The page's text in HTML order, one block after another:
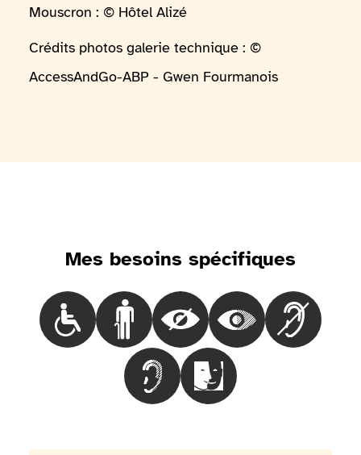
Mouscron : © Hôtel Alizé
Crédits photos galerie technique : ©
AccessAndGo-ABP - Gwen Fourmanois
Mes besoins spécifiques
Choisir le besoinLes personnes en fauteuil roulant
Choisir le besoinLes personnes
Choisir le besoinLes
Choisir le besoinLes
Choisir le
Choisir le besoinLes personnes
Choisir le besoinLes